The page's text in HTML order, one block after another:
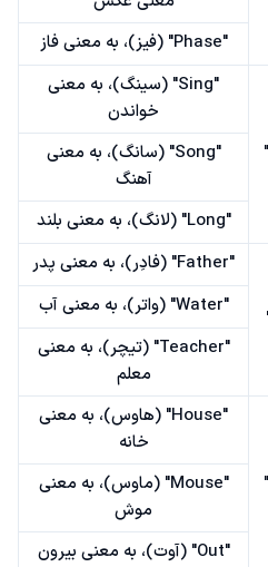
"Phase" (فیز)، به معنی فاز
"Sing" (سینگ)، به معنی
خواندن
"Song" (سانگ)، به معنی
آهنگ
"Long" (لانگ)، به معنی بلند
"Father" (فادِر)، به معنی پدر
"Water" (واتر)، به معنی آب
"Teacher" (تیچر)، به معنی
معلم
"House" (هاوس)، به معنی
خانه
"Mouse" (ماوس)، به معنی
موش
"Out" (آوت)، به معنی بیرون